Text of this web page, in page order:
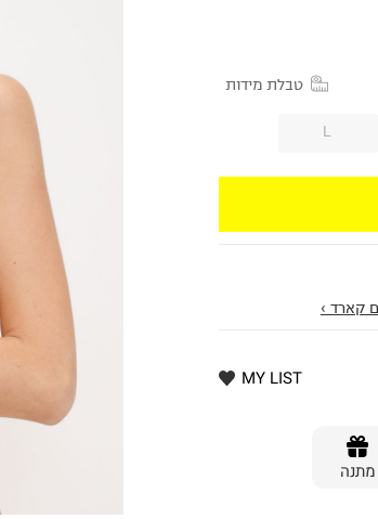
טבלת מידות
L
קארד ›
MY LIST
מתנה